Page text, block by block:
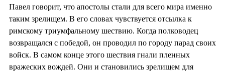
Павел говорит, что апостолы стали для всего мира именно
таким зрелищем. В его словах чувствуется отсылка к
римскому триумфальному шествию. Когда полководец
возвращался с победой, он проводил по городу парад своих
войск. В самом конце этого шествия гнали пленных
вражеских вождей. Они и становились зрелищем для